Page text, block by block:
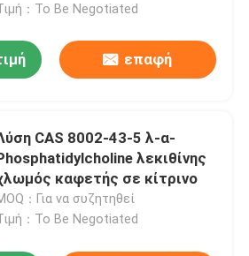
：To Be Negotiated
επαφή
CAS 8002-43-5 λ-α-
λεκιθίνης
καφετής σε κίτρινο
：Για να συζητηθεί
：To Be Negotiated